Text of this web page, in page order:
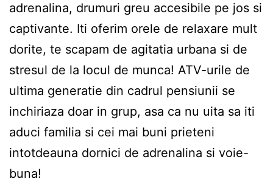
adrenalina, drumuri greu accesibile pe jos si
captivante. Iti oferim orele de relaxare mult
dorite, te scapam de agitatia urbana si de
stresul de la locul de munca! ATV-urile de
ultima generatie din cadrul pensiunii se
inchiriaza doar in grup, asa ca nu uita sa iti
aduci familia si cei mai buni prieteni
intotdeauna dornici de adrenalina si voie-
buna!